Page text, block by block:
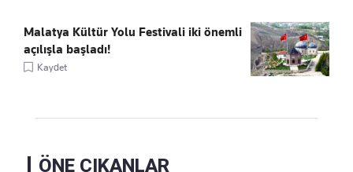
Malatya Kültür Yolu Festivali iki önemli
açılışla başladı!
Kaydet
ÖNE ÇIKANLAR